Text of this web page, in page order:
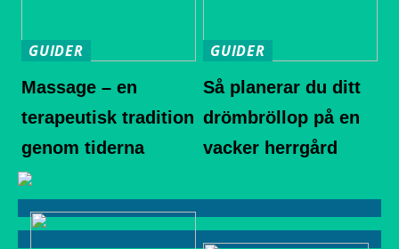
GUIDER
Massage – en
terapeutisk tradition
genom tiderna
GUIDER
Så planerar du ditt
drömbröllop på en
vacker herrgård